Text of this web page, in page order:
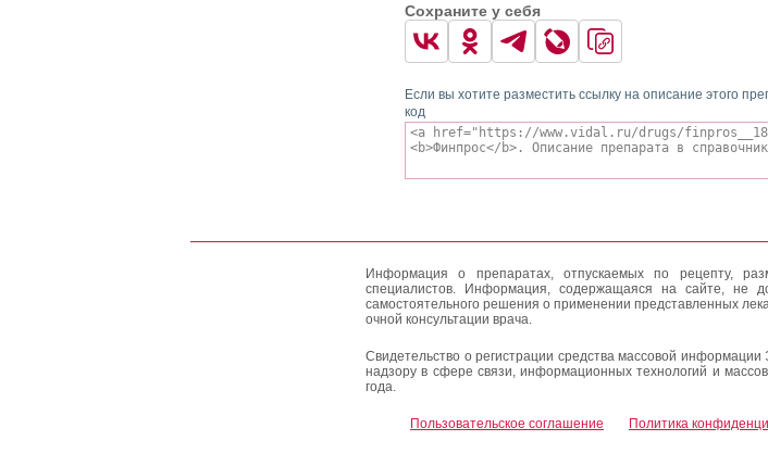
Сохраните у себя
Если вы хотите разместить ссылку на описание этого
код
Информация о препаратах, отпускаемых по рецепту,
специалистов. Информация, содержащаяся на сайте, не
самостоятельного решения о применении представленных
очной консультации врача.
Свидетельство о регистрации средства массовой
надзору в сфере связи, информационных технологий и
года.
Пользовательское соглашение Политика